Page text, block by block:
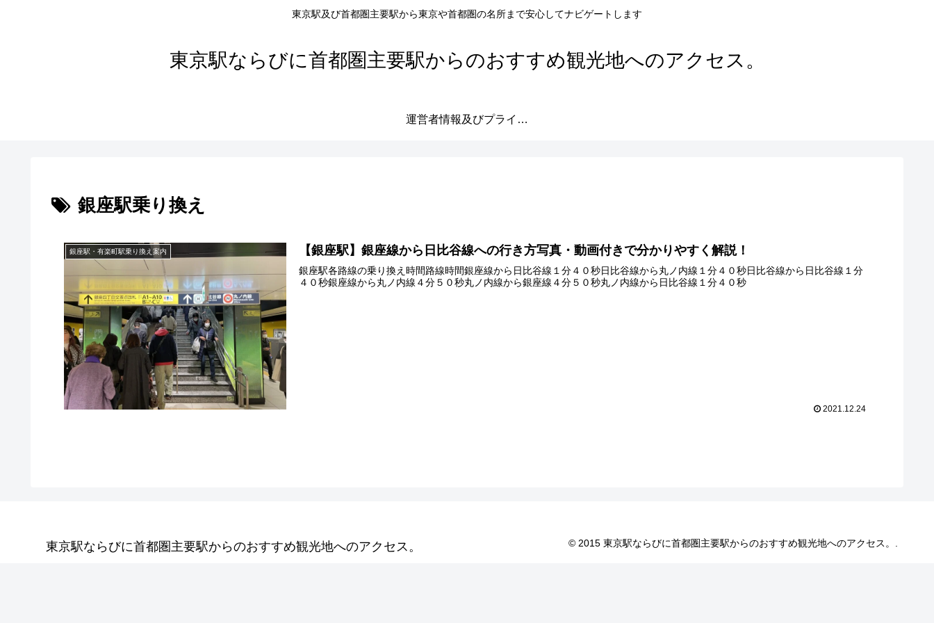
東京駅及び首都圏主要駅から東京や首都圏の名所まで安心してナビゲートします
東京駅ならびに首都圏主要駅からのおすすめ観光地へのアクセス。
運営者情報及びプライバシーポリシー
銀座駅乗り換え
銀座駅・有楽町駅乗り換え案内 【銀座駅】銀座線から日比谷線への行き方写真・動画付きで分かりやすく解説！
銀座駅各路線の乗り換え時間路線時間銀座線から日比谷線１分４０秒日比谷線から丸ノ内線１分４０秒日比谷線から日比谷線１分
４０秒銀座線から丸ノ内線４分５０秒丸ノ内線から銀座線４分５０秒丸ノ内線から日比谷線１分４０秒
2021.12.24
東京駅ならびに首都圏主要駅からのおすすめ観光地へのアクセス。 © 2015 東京駅ならびに首都圏主要駅からのおすすめ観光地へのアクセス。.